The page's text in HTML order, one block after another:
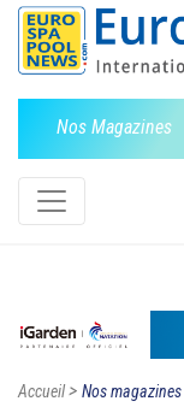
Nos Magazines
Accueil> Nos magazines